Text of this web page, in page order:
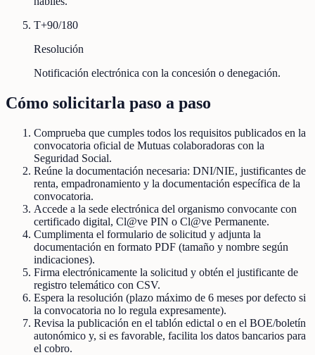
T+90/180
Resolución
Notificación electrónica con la concesión o denegación.
Cómo solicitarla paso a paso
Comprueba que cumples todos los requisitos publicados en la
convocatoria oficial de Mutuas colaboradoras con la
Seguridad Social.
Reúne la documentación necesaria: DNI/NIE, justificantes de
renta, empadronamiento y la documentación específica de la
convocatoria.
Accede a la sede electrónica del organismo convocante con
certificado digital, Cl@ve PIN o Cl@ve Permanente.
Cumplimenta el formulario de solicitud y adjunta la
documentación en formato PDF (tamaño y nombre según
indicaciones).
Firma electrónicamente la solicitud y obtén el justificante de
registro telemático con CSV.
Espera la resolución (plazo máximo de 6 meses por defecto si
la convocatoria no lo regula expresamente).
Revisa la publicación en el tablón edictal o en el BOE/boletín
autonómico y, si es favorable, facilita los datos bancarios para
el cobro.